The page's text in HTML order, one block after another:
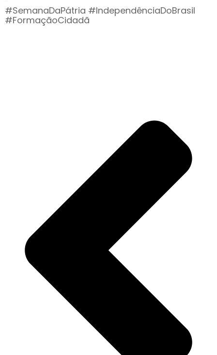
#SemanaDaPátria #IndependênciaDoBrasil
#FormaçãoCidadã